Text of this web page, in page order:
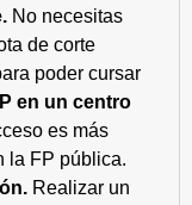
No necesitas
de corte
poder cursar
en un centro
es más
la FP pública.
Realizar un